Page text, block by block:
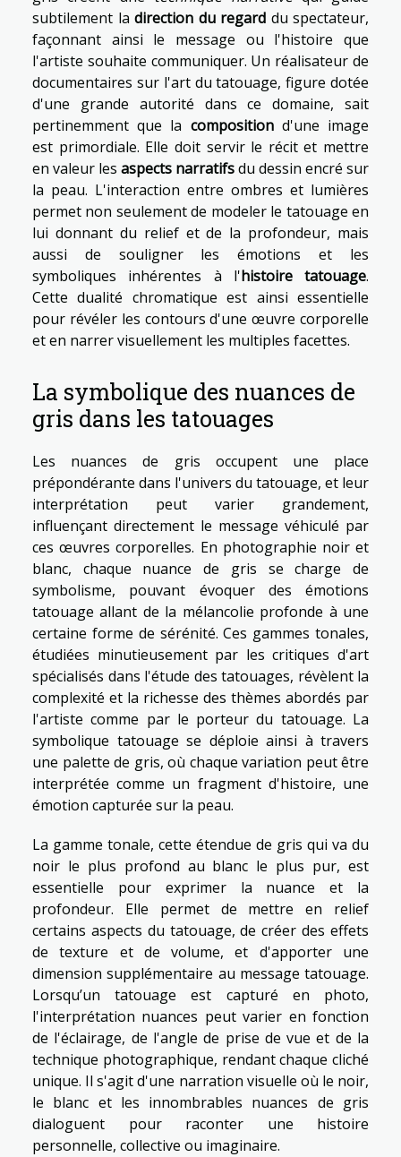
subtilement la direction du regard du spectateur,
façonnant ainsi le message ou l'histoire que
l'artiste souhaite communiquer. Un réalisateur de
documentaires sur l'art du tatouage, figure dotée
d'une grande autorité dans ce domaine, sait
pertinemment que la compositiond'une image
est primordiale. Elle doit servir le récit et mettre
en valeur les aspects narratifsdu dessin encré sur
la peau. L'interaction entre ombres et lumières
permet non seulement de modeler le tatouage en
lui donnant du relief et de la profondeur, mais
aussi de souligner les émotions et les
symboliques inhérentes à l'histoire tatouage.
Cette dualité chromatique est ainsi essentielle
pour révéler les contours d'une œuvre corporelle
et en narrer visuellement les multiples facettes.
La symbolique des nuances de
gris dans les tatouages
Les nuances de gris occupent une place
prépondérante dans l'univers du tatouage, et leur
interprétation peut varier grandement,
influençant directement le message véhiculé par
ces œuvres corporelles. En photographie noir et
blanc, chaque nuance de gris se charge de
symbolisme, pouvant évoquer des émotions
tatouage allant de la mélancolie profonde à une
certaine forme de sérénité. Ces gammes tonales,
étudiées minutieusement par les critiques d'art
spécialisés dans l'étude des tatouages, révèlent la
complexité et la richesse des thèmes abordés par
l'artiste comme par le porteur du tatouage. La
symbolique tatouage se déploie ainsi à travers
une palette de gris, où chaque variation peut être
interprétée comme un fragment d'histoire, une
émotion capturée sur la peau.
La gamme tonale, cette étendue de gris qui va du
noir le plus profond au blanc le plus pur, est
essentielle pour exprimer la nuance et la
profondeur. Elle permet de mettre en relief
certains aspects du tatouage, de créer des effets
de texture et de volume, et d'apporter une
dimension supplémentaire au message tatouage.
Lorsqu’un tatouage est capturé en photo,
l'interprétation nuances peut varier en fonction
de l'éclairage, de l'angle de prise de vue et de la
technique photographique, rendant chaque cliché
unique. Il s'agit d'une narration visuelle où le noir,
le blanc et les innombrables nuances de gris
dialoguent pour raconter une histoire
personnelle, collective ou imaginaire.